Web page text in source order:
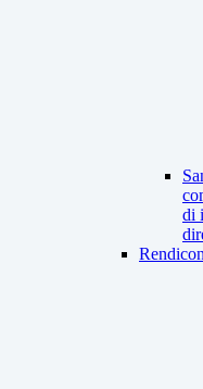
di